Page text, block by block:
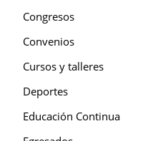
Congresos
Convenios
Cursos y talleres
Deportes
Educación Continua